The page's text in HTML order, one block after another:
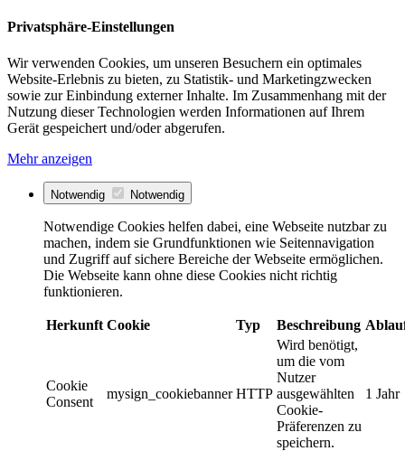
Privatsphäre-Einstellungen
Wir verwenden Cookies, um unseren Besuchern ein optimales
Website-Erlebnis zu bieten, zu Statistik- und Marketingzwecken
sowie zur Einbindung externer Inhalte. Im Zusammenhang mit der
Nutzung dieser Technologien werden Informationen auf Ihrem
Gerät gespeichert und/oder abgerufen.
Mehr anzeigen
Notwendig Notwendig
Notwendige Cookies helfen dabei, eine Webseite nutzbar zu
machen, indem sie Grundfunktionen wie Seitennavigation
und Zugriff auf sichere Bereiche der Webseite ermöglichen.
Die Webseite kann ohne diese Cookies nicht richtig
funktionieren.
Herkunft Cookie Typ Beschreibung
Cookie
Consent
mysign_cookiebanner HTTP
Wird benötigt,
um die vom
Nutzer
ausgewählten
Cookie-
Präferenzen zu
speichern.
1 Jahr